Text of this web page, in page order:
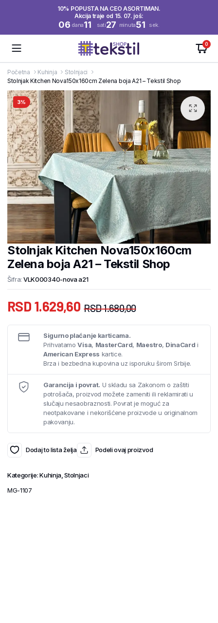
10% POPUSTA NA CEO ASORTIMAN.
Akcija traje od 15. 07. još:
06 dana11 sati27 minuta50 sek.
0
Početna Kuhinja
Stolnjaci
Stolnjak Kitchen Nova150x160cm Zelena boja A21 – Tekstil Shop
3%
Stolnjak Kitchen Nova150x160cm
Zelena boja A21 – Tekstil Shop
Šifra: VLK000340-nova a21
RSD1.680,00
RSD 1.629,60
Sigurno plaćanje karticama.
PrihvatamoVisa, MasterCard, Maestro, DinaCard i
American Express kartice.
Brza i bezbedna kupovina uz isporuku širom Srbije.
Garancija i povrat. U skladu sa Zakonom o zaštiti
potrošača, proizvod možete zameniti ili reklamirati u
slučaju nesaobraznosti. Povrat je moguć za
neotpakovane i nekorišćene proizvode u originalnom
pakovanju.
Dodaj to lista želja Podeli ovaj proizvod
Kategorije:Kuhinja,Stolnjaci
MG-1107